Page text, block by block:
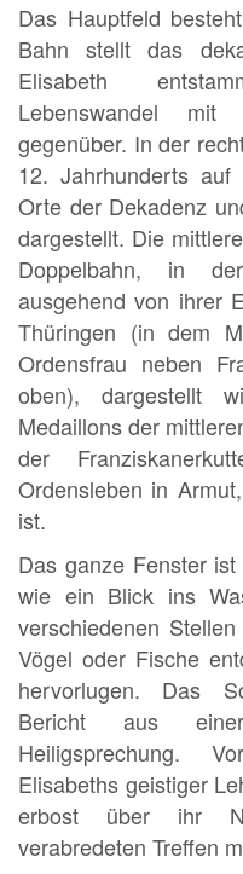
Das Hauptfeld
Bahn stellt das
Elisabeth
Lebenswandel mit
gegenüber. In der
12. Jahrhunderts
Orte der Dekadenz
dargestellt. Die
Doppelbahn, in
ausgehend von ihrer
Thüringen (in dem
Ordensfrau neben
oben), dargestellt
Medaillons der
der
Ordensleben in
ist.
Das ganze Fenster
wie ein Blick ins
verschiedenen
Vögel oder Fische
hervorlugen. Das
Bericht aus
Heiligsprechung.
Elisabeths geistiger
erbost über ihr
verabredeten Treffen